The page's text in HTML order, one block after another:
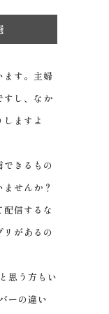
ます。主婦
すし、なか
ますよ
できるもの
せんか？
信するな
リがあるの
思う方もい
ーの違い